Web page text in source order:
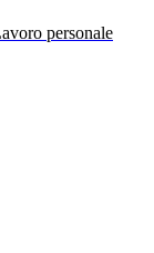
personale